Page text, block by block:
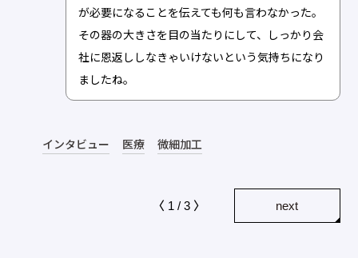
が必要になることを伝えても何も言わなかった。
その器の大きさを目の当たりにして、しっかり会
社に恩返ししなきゃいけないという気持ちになり
ましたね。
インタビュー 医療 微細加工
〈 1 / 3 〉 next